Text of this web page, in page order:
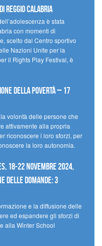
Reggio Calabria
è stata
con momenti di
scelto dal Centro sportivo
Nazioni Unite per la
il Rights Play Festival, è
della povertà – 17
volontà delle persone che
attivamente alla propria
riconoscere i loro sforzi, per
la loro autonomia.
18-22 novembre 2024,
delle domande: 3
e la diffusione delle
ed espandere gli sforzi di
alla Winter School